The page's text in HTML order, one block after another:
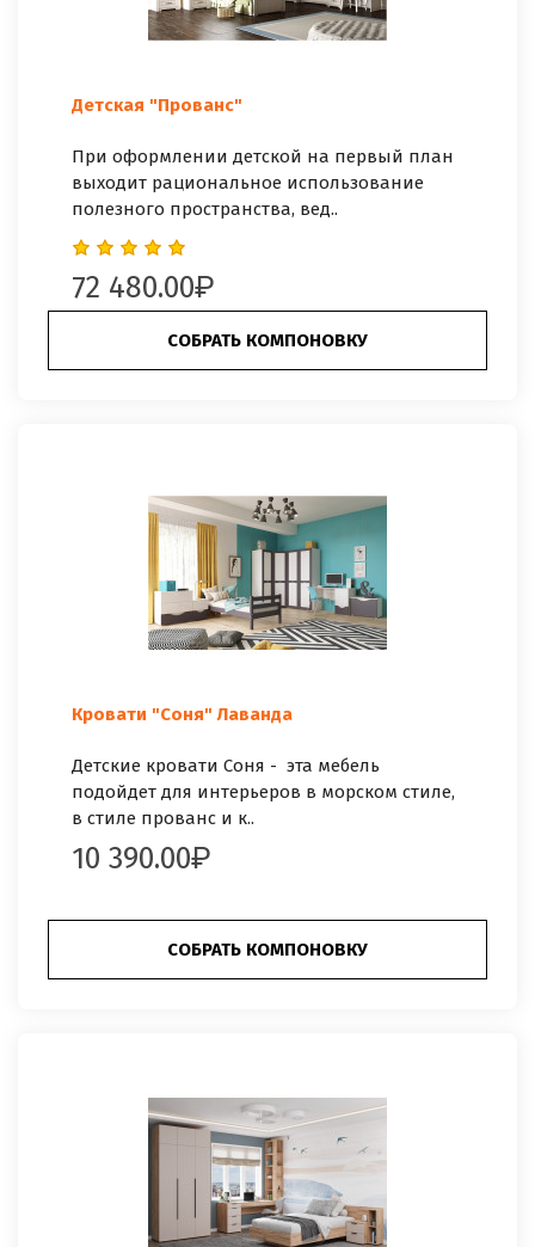
Детская "Прованс"
При оформлении детской на первый план
выходит рациональное использование
полезного пространства, вед..
72 480.00
СОБРАТЬ КОМПОНОВКУ
Кровати "Соня" Лаванда
Детские кровати Соня - эта мебель
подойдет для интерьеров в морском стиле,
в стиле прованс и к..
10 390.00
СОБРАТЬ КОМПОНОВКУ